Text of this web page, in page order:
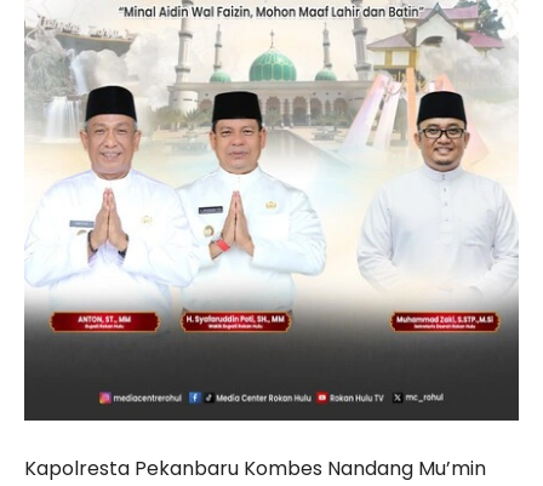
Kapolresta Pekanbaru Kombes Nandang Mu’min